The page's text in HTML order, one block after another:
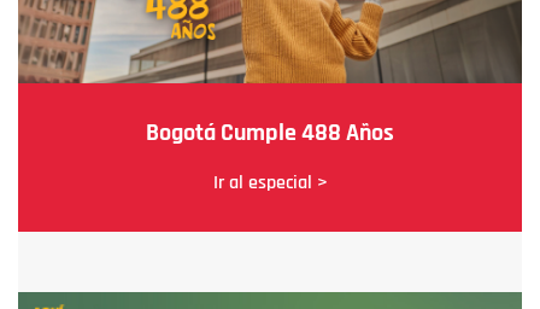
Bogotá Cumple 488 Años
Ir al especial >